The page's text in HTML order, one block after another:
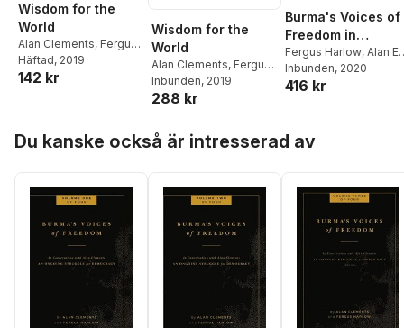
Wisdom for the
World
Alan Clements, Fergus
Harlow
Häftad, 2019
142 kr
Wisdom for the
World
Alan Clements, Fergus
Harlow
Inbunden, 2019
288 kr
Burma's Voices of
Freedom in
Conversation with
Alan Clements,
Volume 2 of 4
Fergus Harlow, Alan E
Clements
Inbunden, 2020
416 kr
Du kanske också är intresserad av